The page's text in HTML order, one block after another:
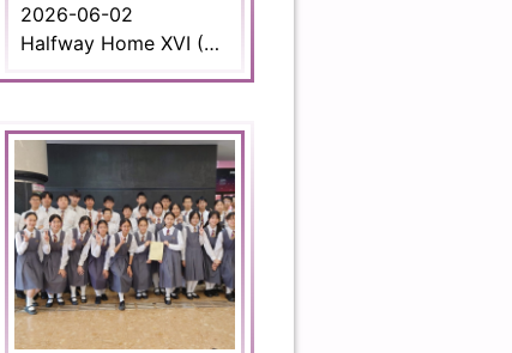
2026-06-02
Halfway Home XVI (Halfway Home 16) is an annual student-run literary journal and anthology published by the Department of English at the City University of Hong Kong (CityUHK). The primary purpose is to act as a literary incubator and showcase for creative voices in Hong Kong, bridging the gap between raw student talent and published literature. The works of our students have been selected for publication. Participants: 5B Watson Wong Wang Hei 5D Kacey Lee Wing Ka